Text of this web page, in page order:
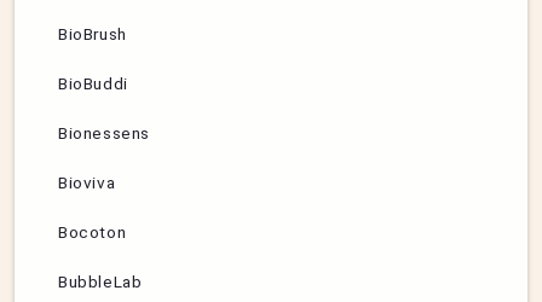
BioBrush
BioBuddi
Bionessens
Bioviva
Bocoton
BubbleLab